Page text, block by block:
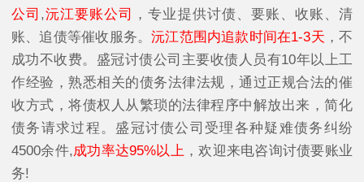
公司 ,沅江要账公司
，专业提供讨债、要账、收账、清
账、追债等催收服务。沅江范围内追款时间在1-3天 ，不
成功不收费。盛冠讨债公司主要收债人员有10年以上工
作经验，熟悉相关的债务法律法规，通过正规合法的催
收方式，将债权人从繁琐的法律程序中解放出来，简化
债务请求过程。盛冠讨债公司受理各种疑难债务纠纷
4500余件,成功率达95%以上 ，欢迎来电咨询讨债要账业
务!